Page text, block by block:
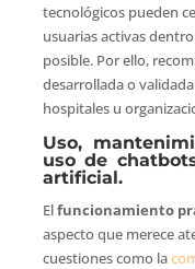
tecnológicos pueden
usuarias activas
posible. Por ello,
desarrollada o
hospitales u
Uso,
uso de
artificial.
Elfuncionamiento
aspecto que merece
cuestiones como la